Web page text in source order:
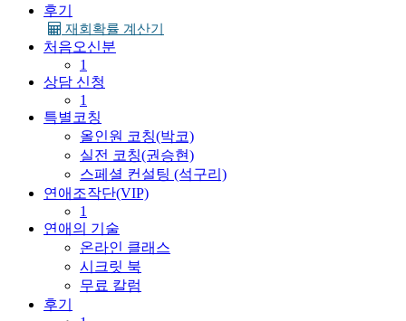
후기
재회확률 계산기
처음오신분
1
상담 신청
1
특별코칭
올인원 코칭(박코)
실전 코칭(권승현)
스페셜 컨설팅 (석구리)
연애조작단(VIP)
1
연애의 기술
온라인 클래스
시크릿 북
무료 칼럼
후기